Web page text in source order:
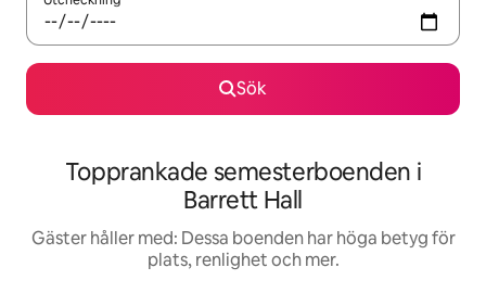
Sök
Topprankade semesterboenden i
Barrett Hall
Gäster håller med: Dessa boenden har höga betyg för
plats, renlighet och mer.